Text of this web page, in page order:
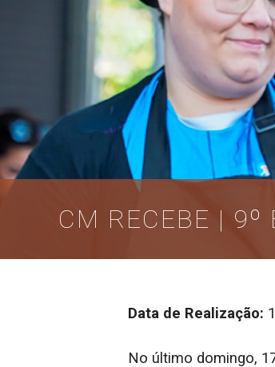
CM RECEBE | 9º
Data de Realização:
No último domingo,